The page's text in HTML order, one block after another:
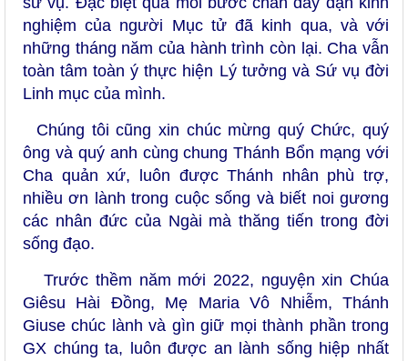
nghiệm của người Mục tử đã kinh qua, và với
những tháng năm của hành trình còn lại. Cha vẫn
toàn tâm toàn ý thực hiện Lý tưởng và Sứ vụ đời
Linh mục của mình.
Chúng tôi cũng xin chúc mừng quý Chức, quý
ông và quý anh cùng chung Thánh Bổn mạng với
Cha quản xứ, luôn được Thánh nhân phù trợ,
nhiều ơn lành trong cuộc sống và biết noi gương
các nhân đức của Ngài mà thăng tiến trong đời
sống đạo.
Trước thềm năm mới 2022, nguyện xin Chúa
Giêsu Hài Đồng, Mẹ Maria Vô Nhiễm, Thánh
Giuse chúc lành và gìn giữ mọi thành phần trong
GX chúng ta, luôn được an lành sống hiệp nhất